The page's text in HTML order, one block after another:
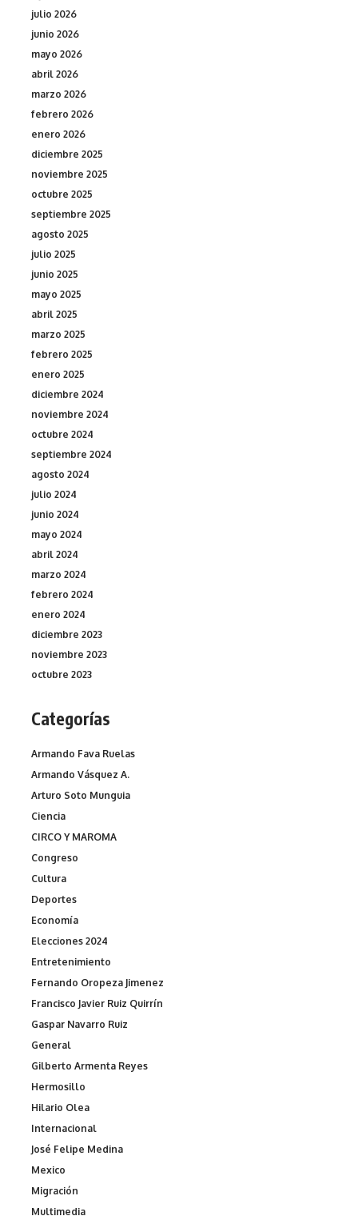
julio 2026
junio 2026
mayo 2026
abril 2026
marzo 2026
febrero 2026
enero 2026
diciembre 2025
noviembre 2025
octubre 2025
septiembre 2025
agosto 2025
julio 2025
junio 2025
mayo 2025
abril 2025
marzo 2025
febrero 2025
enero 2025
diciembre 2024
noviembre 2024
octubre 2024
septiembre 2024
agosto 2024
julio 2024
junio 2024
mayo 2024
abril 2024
marzo 2024
febrero 2024
enero 2024
diciembre 2023
noviembre 2023
octubre 2023
Categorías
Armando Fava Ruelas
Armando Vásquez A.
Arturo Soto Munguia
Ciencia
CIRCO Y MAROMA
Congreso
Cultura
Deportes
Economía
Elecciones 2024
Entretenimiento
Fernando Oropeza Jimenez
Francisco Javier Ruiz Quirrín
Gaspar Navarro Ruiz
General
Gilberto Armenta Reyes
Hermosillo
Hilario Olea
Internacional
José Felipe Medina
Mexico
Migración
Multimedia